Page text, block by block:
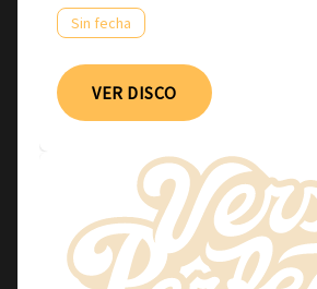
Sin fecha
VER DISCO